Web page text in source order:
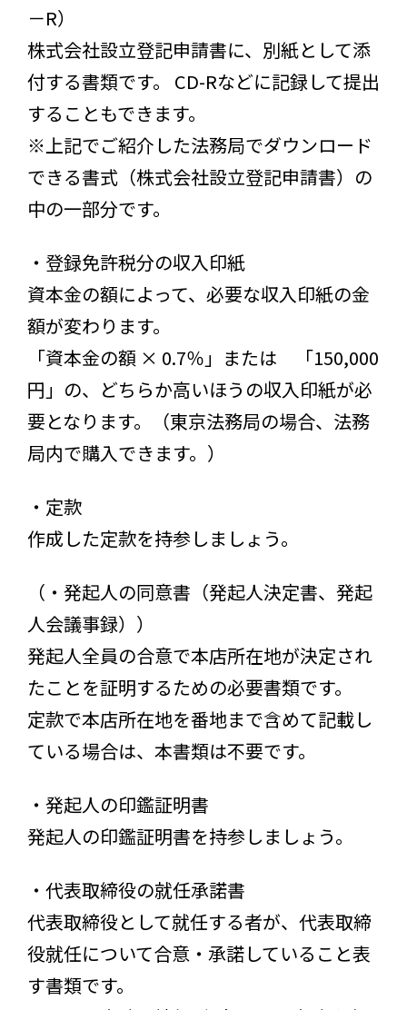
－R）
株式会社設立登記申請書に、別紙として添
付する書類です。 CD-Rなどに記録して提出
することもできます。
※上記でご紹介した法務局でダウンロード
できる書式（株式会社設立登記申請書）の
中の一部分です。
・登録免許税分の収入印紙
資本金の額によって、必要な収入印紙の金
額が変わります。
「資本金の額 × 0.7％」または 「150,000
円」の、どちらか高いほうの収入印紙が必
要となります。（東京法務局の場合、法務
局内で購入できます。）
・定款
作成した定款を持参しましょう。
（・発起人の同意書（発起人決定書、発起
人会議事録））
発起人全員の合意で本店所在地が決定され
たことを証明するための必要書類です。
定款で本店所在地を番地まで含めて記載し
ている場合は、本書類は不要です。
・発起人の印鑑証明書
発起人の印鑑証明書を持参しましょう。
・代表取締役の就任承諾書
代表取締役として就任する者が、代表取締
役就任について合意・承諾していること表
す書類です。